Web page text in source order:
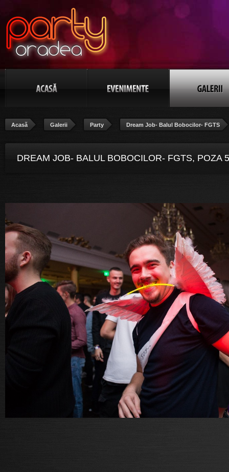
Acasă Galerii Party Dream Job- Balul Bobocilor- FGTS
DREAM JOB- BALUL BOBOCILOR- FGTS, POZA